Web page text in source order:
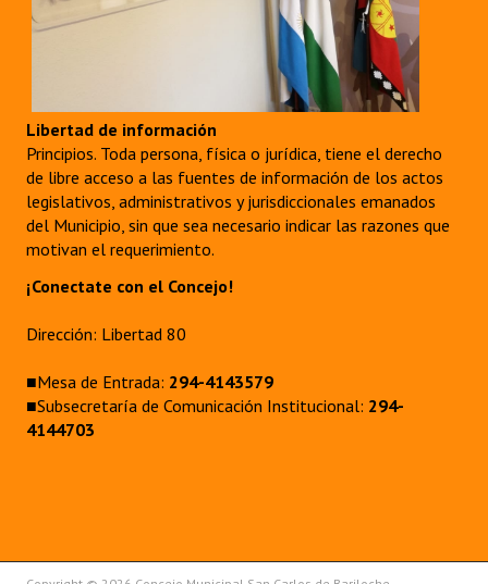
Libertad de información
Principios. Toda persona, física o jurídica, tiene el derecho
de libre acceso a las fuentes de información de los actos
legislativos, administrativos y jurisdiccionales emanados
del Municipio, sin que sea necesario indicar las razones que
motivan el requerimiento.
¡Conectate con el Concejo!
Dirección: Libertad 80
■Mesa de Entrada: 294-4143579
■Subsecretaría de Comunicación Institucional: 294-
4144703